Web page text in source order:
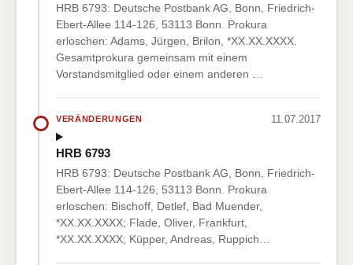
HRB 6793: Deutsche Postbank AG, Bonn, Friedrich-
Ebert-Allee 114-126, 53113 Bonn. Prokura
erloschen: Adams, Jürgen, Brilon, *XX.XX.XXXX.
Gesamtprokura gemeinsam mit einem
Vorstandsmitglied oder einem anderen …
VERÄNDERUNGEN 11.07.2017
HRB 6793
HRB 6793: Deutsche Postbank AG, Bonn, Friedrich-
Ebert-Allee 114-126, 53113 Bonn. Prokura
erloschen: Bischoff, Detlef, Bad Muender,
*XX.XX.XXXX; Flade, Oliver, Frankfurt,
*XX.XX.XXXX; Küpper, Andreas, Ruppich…